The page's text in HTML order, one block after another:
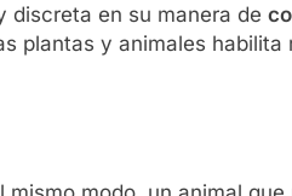
discreta en su manera de
plantas y animales habilita